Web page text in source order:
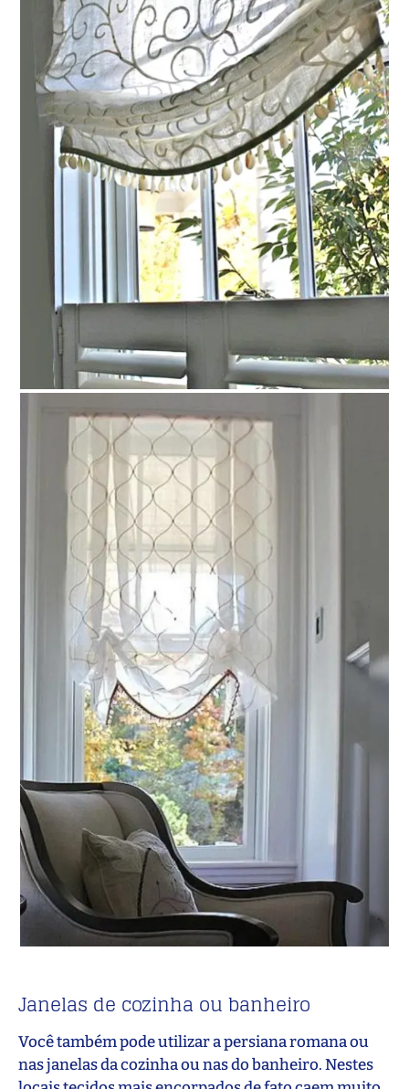
Janelas de cozinha ou banheiro
Você também pode utilizar a persiana romana ou
nas janelas da cozinha ou nas do banheiro. Nestes